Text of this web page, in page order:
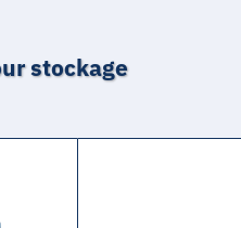
stockage